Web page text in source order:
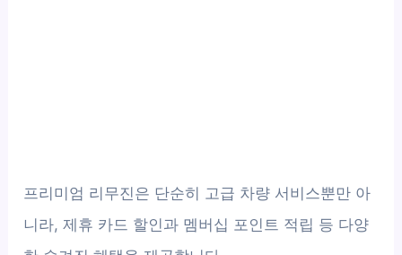
프리미엄 리무진은 단순히 고급 차량 서비스뿐만 아
니라, 제휴 카드 할인과 멤버십 포인트 적립 등 다양